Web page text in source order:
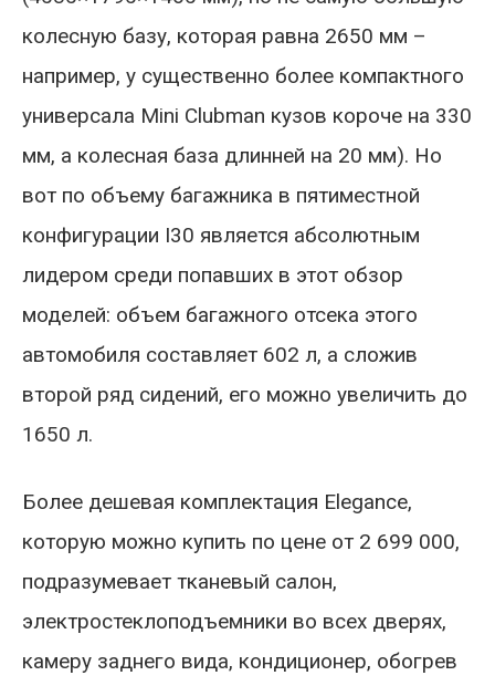
колесную базу, которая равна 2650 мм –
например, у существенно более компактного
универсала Mini Clubman кузов короче на 330
мм, а колесная база длинней на 20 мм). Но
вот по объему багажника в пятиместной
конфигурации I30 является абсолютным
лидером среди попавших в этот обзор
моделей: объем багажного отсека этого
автомобиля составляет 602 л, а сложив
второй ряд сидений, его можно увеличить до
1650 л.
Более дешевая комплектация Elegance,
которую можно купить по цене от 2 699 000,
подразумевает тканевый салон,
электростеклоподъемники во всех дверях,
камеру заднего вида, кондиционер, обогрев